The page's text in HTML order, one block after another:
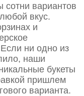
сотни вариантов
вкус.
и
ни одно из
наши
букеты
пришлем
варианта.